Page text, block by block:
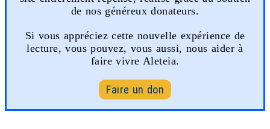
de nos généreux donateurs.
Si vous appréciez cette nouvelle expérience de
lecture, vous pouvez, vous aussi, nous aider à
faire vivre Aleteia.
Faire un don